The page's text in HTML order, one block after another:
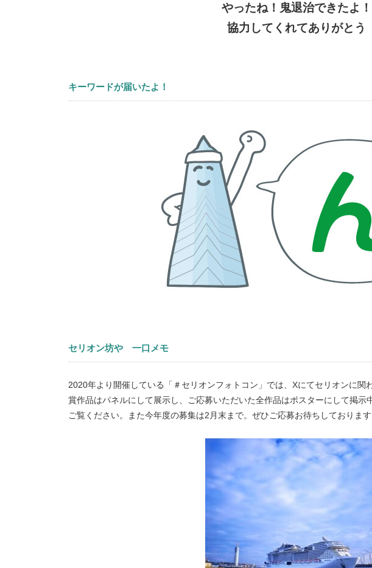
やったね！鬼退治できたよ！
協力してくれてありがとう
キーワードが届いたよ！
セリオン坊や 一口メモ
2020年より開催している「＃セリオンフォトコン」では、Xにてセリオンに関
賞作品はパネルにして展示し、ご応募いただいた全作品はポスターにして掲示
ご覧ください。また今年度の募集は2月末まで。ぜひご応募お待ちしております